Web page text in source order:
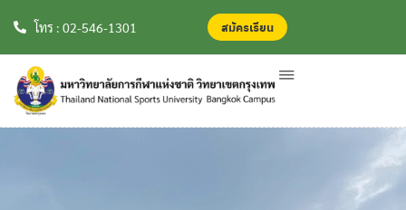
โทร : 02-546-1301 สมัครเรียน